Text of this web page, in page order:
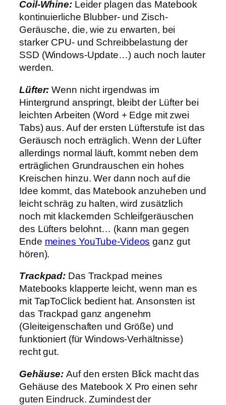
Coil-Whine:Leider plagen das Matebook
kontinuierliche Blubber- und Zisch-
Geräusche, die, wie zu erwarten, bei
starker CPU- und Schreibbelastung der
SSD (Windows-Update…) auch noch lauter
werden.
Lüfter: Wenn nicht irgendwas im
Hintergrund anspringt, bleibt der Lüfter bei
leichten Arbeiten (Word + Edge mit zwei
Tabs) aus. Auf der ersten Lüfterstufe ist das
Geräusch noch erträglich. Wenn der Lüfter
allerdings normal läuft, kommt neben dem
erträglichen Grundrauschen ein hohes
Kreischen hinzu. Wer dann noch auf die
Idee kommt, das Matebook anzuheben und
leicht schräg zu halten, wird zusätzlich
noch mit klackernden Schleifgeräuschen
des Lüfters belohnt… (kann man gegen
Ende meines YouTube-Videos ganz gut
hören).
Trackpad: Das Trackpad meines
Matebooks klapperte leicht, wenn man es
mit TapToClick bedient hat. Ansonsten ist
das Trackpad ganz angenehm
(Gleiteigenschaften und Größe) und
funktioniert (für Windows-Verhältnisse)
recht gut.
Gehäuse: Auf den ersten Blick macht das
Gehäuse des Matebook X Pro einen sehr
guten Eindruck. Zumindest der